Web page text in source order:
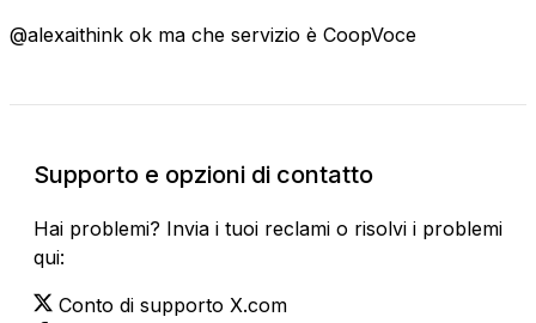
@alexaithink ok ma che servizio è CoopVoce
Supporto e opzioni di contatto
Hai problemi? Invia i tuoi reclami o risolvi i problemi
qui:
Conto di supporto X.com